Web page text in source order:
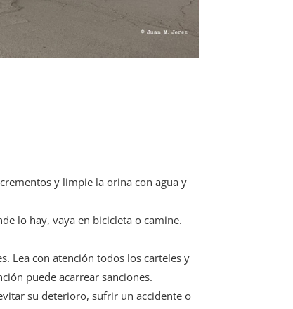
y limpie la orina con agua y
lo hay, vaya en bicicleta o camine.
Lea con atención todos los carteles y
puede acarrear sanciones.
su deterioro, sufrir un accidente o